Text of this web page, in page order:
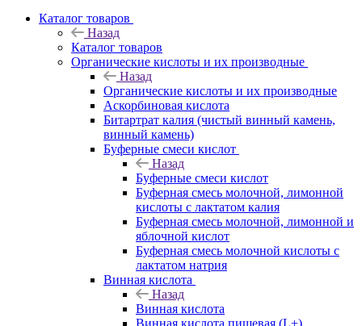
Каталог товаров
Назад
Каталог товаров
Органические кислоты и их производные
Назад
Органические кислоты и их производные
Аскорбиновая кислота
Битартрат калия (чистый винный камень,
винный камень)
Буферные смеси кислот
Назад
Буферные смеси кислот
Буферная смесь молочной, лимонной
кислоты с лактатом калия
Буферная смесь молочной, лимонной и
яблочной кислот
Буферная смесь молочной кислоты с
лактатом натрия
Винная кислота
Назад
Винная кислота
Винная кислота пищевая (L+)